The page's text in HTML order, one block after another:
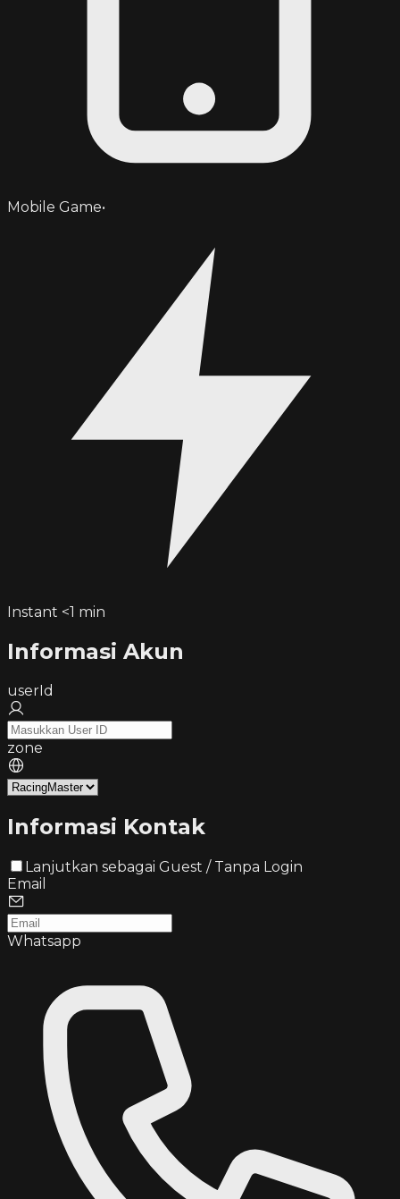
Mobile Game•
Instant <1 min
Informasi Akun
userId
zone
Informasi Kontak
Lanjutkan sebagai Guest / Tanpa Login
Email
Whatsapp